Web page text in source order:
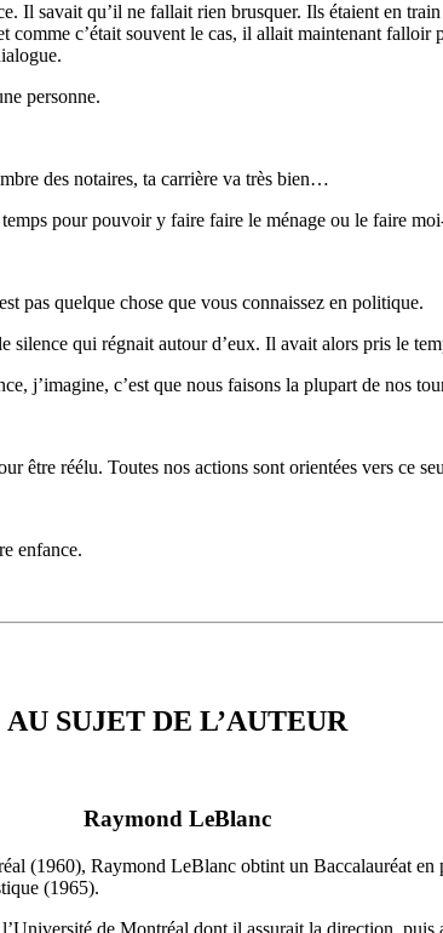
Il savait qu’il ne fallait rien brusquer. Ils étaient en
c’était souvent le cas, il allait maintenant
personne.
des notaires, ta carrière va très bien…
pour pouvoir y faire faire le ménage ou le faire
pas quelque chose que vous connaissez en politique.
qui régnait autour d’eux. Il avait alors pris le
j’imagine, c’est que nous faisons la plupart de nos
être réélu. Toutes nos actions sont orientées vers ce
enfance.
AU SUJET DE L’AUTEUR
Raymond LeBlanc
(1960), Raymond LeBlanc obtint un Baccalauréat
(1965).